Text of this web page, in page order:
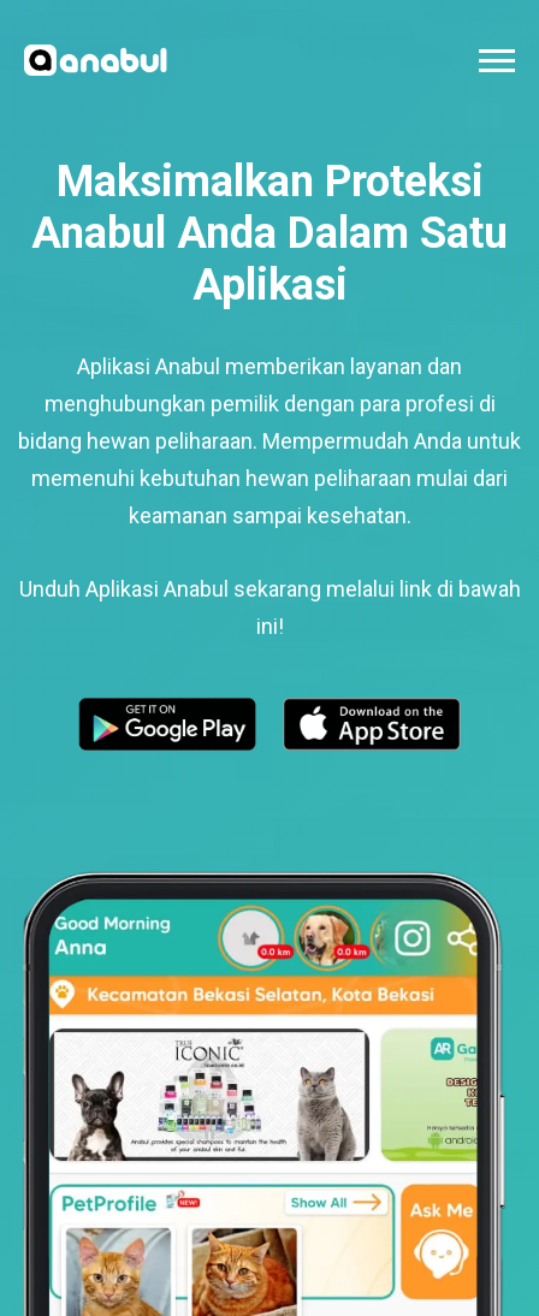
Maksimalkan Proteksi
Anabul Anda Dalam Satu
Aplikasi
Aplikasi Anabul memberikan layanan dan
menghubungkan pemilik dengan para profesi di
bidang hewan peliharaan. Mempermudah Anda untuk
memenuhi kebutuhan hewan peliharaan mulai dari
keamanan sampai kesehatan.
Unduh Aplikasi Anabul sekarang melalui link di bawah
ini!